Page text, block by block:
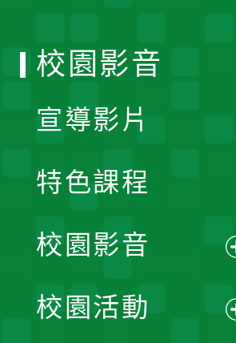
校園影音
宣導影片
特色課程
校園影音
校園活動